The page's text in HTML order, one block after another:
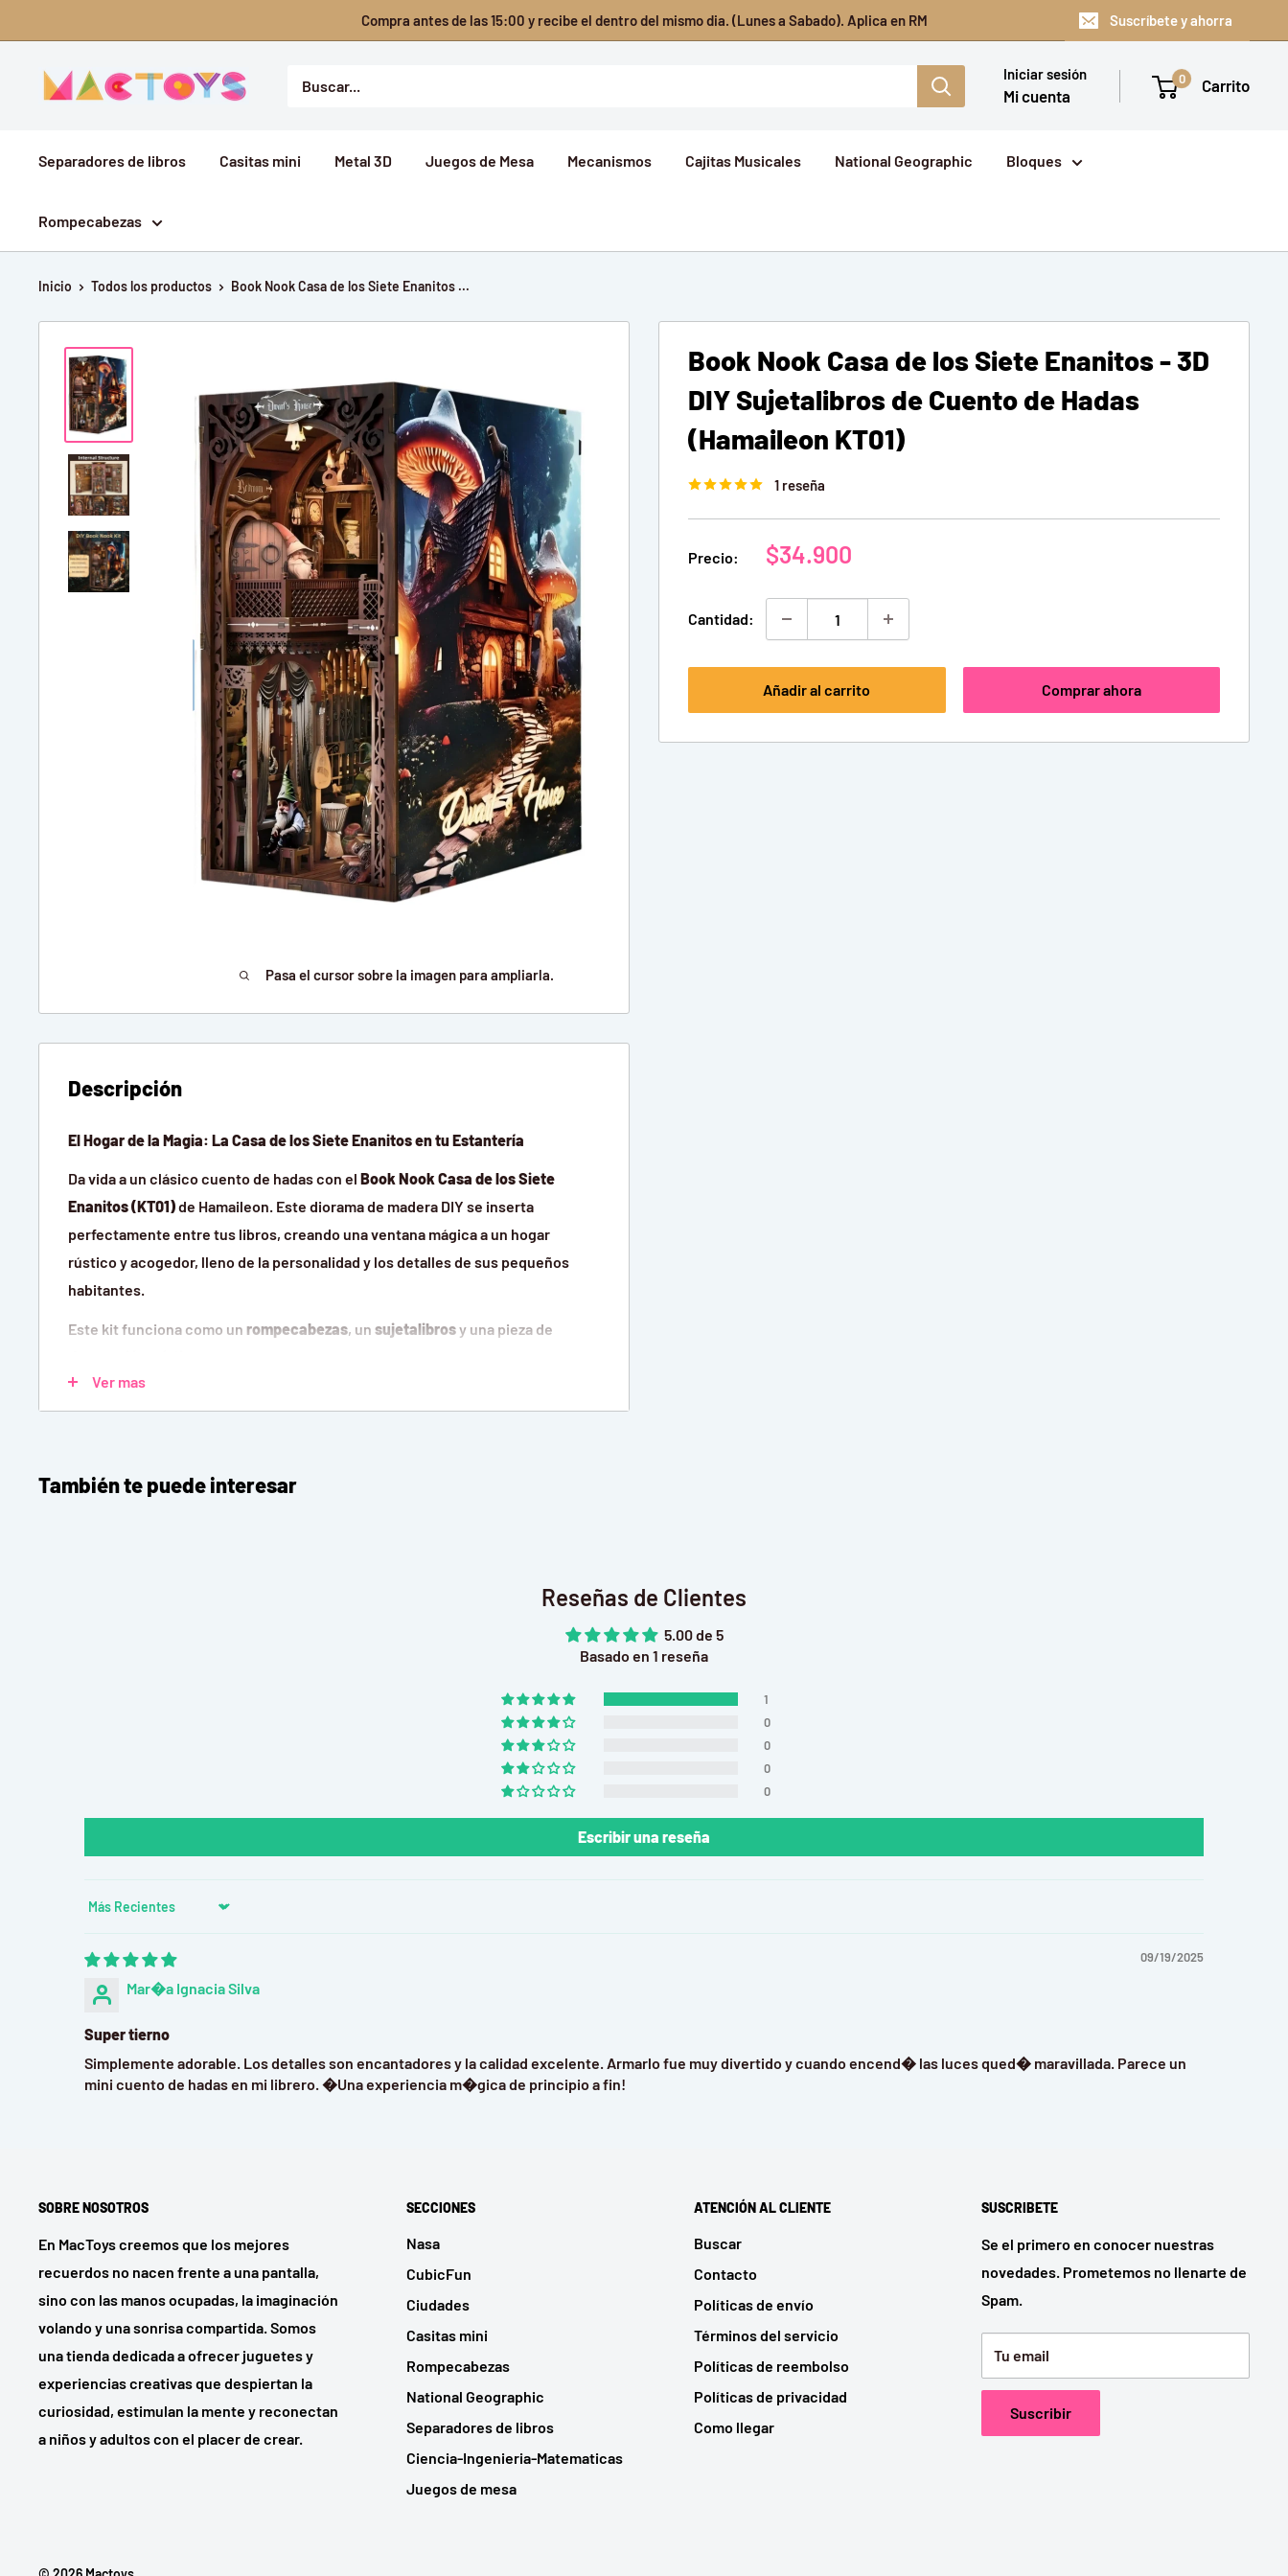
directamente
contenido
Compra antes de las 15:00 y recibe el dentro del mismo dia. (Lunes a Sabado). Aplica en RM Suscríbete y ahorra
Mactoys Iniciar sesión
Mi cuenta
0 Carrito
Separadores de libros Casitas mini Metal 3D Juegos de Mesa Mecanismos Cajitas Musicales National Geographic Bloques
Rompecabezas
Inicio Todos los productos Book Nook Casa de los Siete Enanitos ...
Pasa el cursor sobre la imagen para ampliarla.
Book Nook Casa de los Siete Enanitos - 3D
DIY Sujetalibros de Cuento de Hadas
(Hamaileon KT01)
1 reseña
Precio:
Precio
venta
$34.900
Cantidad:
Añadir al carrito Comprar ahora
Descripción
El Hogar de la Magia: La Casa de los Siete Enanitos en tu Estantería
Da vida a un clásico cuento de hadas con el Book Nook Casa de los Siete
Enanitos (KT01)de Hamaileon. Este diorama de madera DIY se inserta
perfectamente entre tus libros, creando una ventana mágica a un hogar
rústico y acogedor, lleno de la personalidad y los detalles de sus pequeños
habitantes.
Este kit funciona como un rompecabezas, un sujetalibrosy una pieza de
el interior lleno de herramientas y pequeños muebles lo convierten en un
proyecto artesanal fascinante. Fabricado conMDF(madera) ecológico, este
Inspirado en los Siete Enanitos, el diseño
está lleno de elementos rústicos y mágicos, incluyendo un gran hongo que
Proporciona horas de entretenimiento creativo,
Hecho con madera MDF duradera y es un producto
Especificaciones del Kit:
Marca:Hamaileon
Material:Madera (MDF)
Edad Recomendada:14+ años.
personalización del adhesivo y la fuente de energía.
Ver mas
También te puede interesar
Reseñas de Clientes
5.00 de 5
Basado en 1 reseña
1
0
0
0
0
Escribir una reseña
Sort by
09/19/2025
Mar�a Ignacia Silva
Super tierno
Simplemente adorable. Los detalles son encantadores y la calidad excelente. Armarlo fue muy divertido y cuando encend� las luces qued� maravillada. Parece un
mini cuento de hadas en mi librero. �Una experiencia m�gica de principio a fin!
SOBRE NOSOTROS
En MacToys creemos que los mejores
recuerdos no nacen frente a una pantalla,
sino con las manos ocupadas, la imaginación
volando y una sonrisa compartida. Somos
una tienda dedicada a ofrecer juguetes y
experiencias creativas que despiertan la
curiosidad, estimulan la mente y reconectan
a niños y adultos con el placer de crear.
SECCIONES
Nasa
CubicFun
Ciudades
Casitas mini
Rompecabezas
National Geographic
Separadores de libros
Ciencia-Ingenieria-Matematicas
Juegos de mesa
ATENCIÓN AL CLIENTE
Buscar
Contacto
Políticas de envío
Términos del servicio
Políticas de reembolso
Políticas de privacidad
Como llegar
SUSCRIBETE
Se el primero en conocer nuestras
novedades. Prometemos no llenarte de
Spam.
Tu email
Suscribir